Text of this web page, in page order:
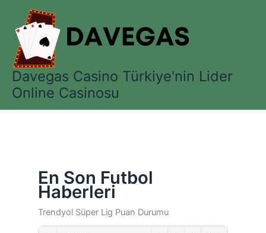
Davegas Casino Türkiye'nin Lider
Online Casinosu
En Son Futbol
Haberleri
Trendyol Süper Lig Puan Durumu